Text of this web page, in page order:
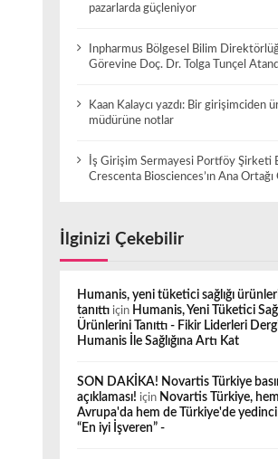
pazarlarda güçleniyor
Inpharmus Bölgesel Bilim
Görevine Doç. Dr. Tolga Tunçel
Kaan Kalaycı yazdı: Bir girişimciden
müdürüne notlar
İş Girişim Sermayesi Portföy Şirketi
Crescenta Biosciences’ın Ana Ortağı
İlginizi Çekebilir
Humanis, yeni tüketici sağlığı
tanıttıiçin Humanis, Yeni Tüketici
Ürünlerini Tanıttı - Fikir Liderleri
Humanis İle Sağlığına Artı Kat
SON DAKİKA! Novartis Türkiye
açıklaması! için Novartis Türkiye, hem
Avrupa'da hem de Türkiye'de yedinci
“En iyi İşveren” -